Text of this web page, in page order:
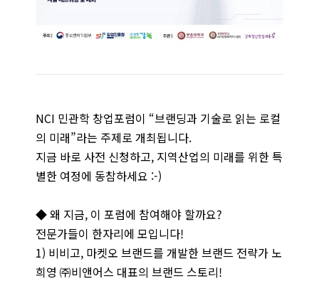
NCI 민관학 창업포럼이 “브랜딩과 기술로 읽는 로컬
의 미래”라는 주제로 개최됩니다.
지금 바로 사전 신청하고, 지역산업의 미래를 위한 특
별한 여정에 동참하세요 :-)
◆ 왜 지금, 이 포럼에 참여해야 할까요?
전문가들이 한자리에 모입니다!
1) 비비고, 마켓오 브랜드를 개발한 브랜드 전략가 노
희영 ㈜비앤어스 대표의 브랜드 스토리!